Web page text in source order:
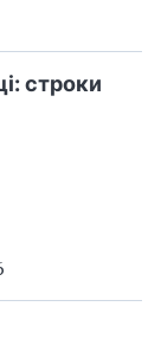
строки